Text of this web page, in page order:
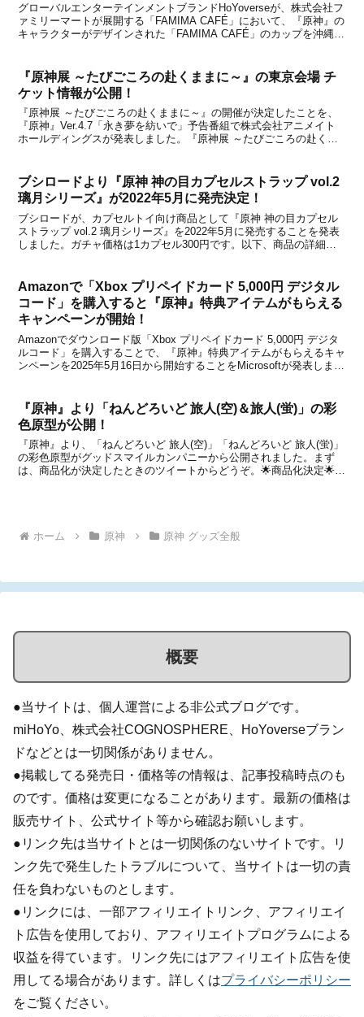
グローバルエンターテインメントブランドHoYoverseが、株式会社フ
ァミリーマートが展開する「FAMIMA CAFÉ」において、『原神』の
キャラクターがデザインされた「FAMIMA CAFÉ」のカップを沖縄県
『原神展 ～たびごころの赴くままに～』の東京会場 チ
ケット情報が公開！
『原神展 ～たびごころの赴くままに～』の開催が決定したことを、
『原神』Ver.4.7「永き夢を紡いで」予告番組で株式会社アニメイト
ホールディングスが発表しました。『原神展 ～たびごころの赴くま
ブシロードより『原神 神の目カプセルストラップ vol.2
璃月シリーズ』が2022年5月に発売決定！
ブシロードが、カプセルトイ向け商品として『原神 神の目カプセル
ストラップ vol.2 璃月シリーズ』を2022年5月に発売することを発表
しました。ガチャ価格は1カプセル300円です。以下、商品の詳細で
Amazonで「Xbox プリペイドカード 5,000円 デジタル
コード」を購入すると『原神』特典アイテムがもらえる
キャンペーンが開始！
Amazonでダウンロード版「Xbox プリペイドカード 5,000円 デジタ
ルコード」を購入することで、『原神』特典アイテムがもらえるキャ
ンペーンを2025年5月16日から開始することをMicrosoftが発表しまし
『原神』より「ねんどろいど 旅人(空)＆旅人(蛍)」の彩
色原型が公開！
『原神』より、「ねんどろいど 旅人(空)」「ねんどろいど 旅人(蛍)」
の彩色原型がグッドスマイルカンパニーから公開されました。まず
は、商品化が決定したときのツイートからどうぞ。🌟商品化決定🌟￣
ホーム 原神 原神 グッズ全般
概要
●当サイトは、個人運営による非公式ブログです。
miHoYo、株式会社COGNOSPHERE、HoYoverseブラン
ドなどとは一切関係がありません。
●掲載してる発売日・価格等の情報は、記事投稿時点のも
のです。価格は変更になることがあります。最新の価格は
販売サイト、公式サイト等から確認お願いします。
●リンク先は当サイトとは一切関係のないサイトです。リ
ンク先で発生したトラブルについて、当サイトは一切の責
任を負わないものとします。
●リンクには、一部アフィリエイトリンク、アフィリエイ
ト広告を使用しており、アフィリエイトプログラムによる
収益を得ています。リンク先にはアフィリエイト広告を使
用してる場合があります。詳しくはプライバシーポリシー
をご覧ください。